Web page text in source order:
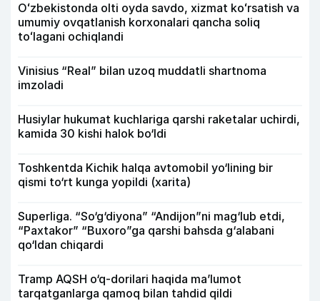
Oʻzbekistonda olti oyda savdo, xizmat koʻrsatish va
umumiy ovqatlanish korxonalari qancha soliq
toʻlagani ochiqlandi
Vinisius “Real” bilan uzoq muddatli shartnoma
imzoladi
Husiylar hukumat kuchlariga qarshi raketalar uchirdi,
kamida 30 kishi halok bo‘ldi
Toshkentda Kichik halqa avtomobil yo‘lining bir
qismi to‘rt kunga yopildi (xarita)
Superliga. “So‘g‘diyona” “Andijon”ni mag‘lub etdi,
“Paxtakor” “Buxoro”ga qarshi bahsda g‘alabani
qo‘ldan chiqardi
Tramp AQSH o‘q-dorilari haqida ma’lumot
tarqatganlarga qamoq bilan tahdid qildi